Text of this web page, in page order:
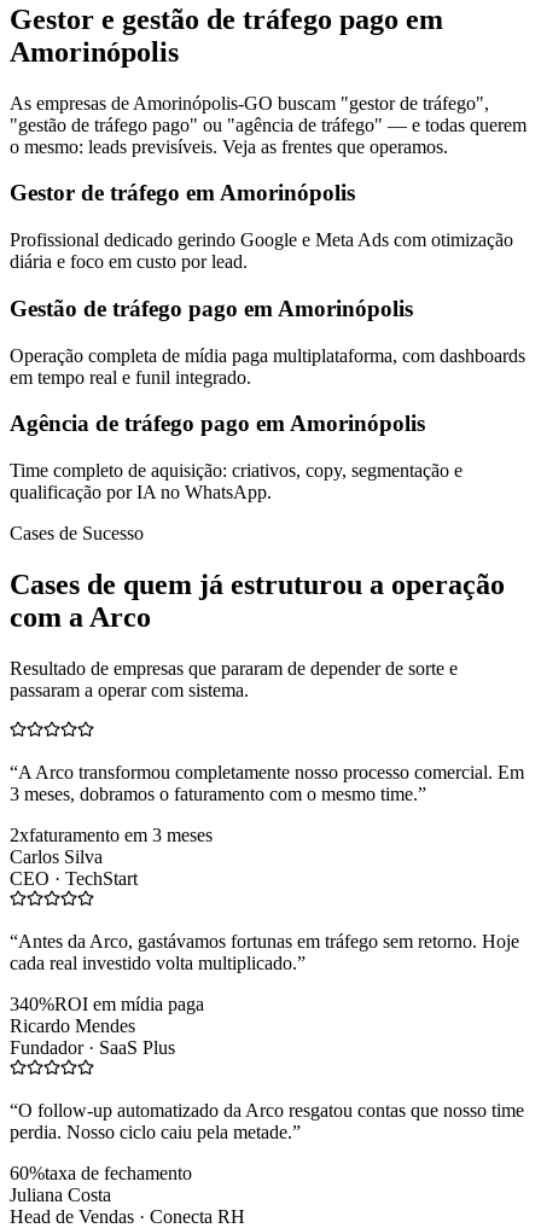
Gestor e gestão de tráfego pago em
Amorinópolis
As empresas de Amorinópolis-GO buscam "gestor de tráfego",
"gestão de tráfego pago" ou "agência de tráfego" — e todas querem
o mesmo: leads previsíveis. Veja as frentes que operamos.
Gestor de tráfego em Amorinópolis
Profissional dedicado gerindo Google e Meta Ads com otimização
diária e foco em custo por lead.
Gestão de tráfego pago em Amorinópolis
Operação completa de mídia paga multiplataforma, com dashboards
em tempo real e funil integrado.
Agência de tráfego pago em Amorinópolis
Time completo de aquisição: criativos, copy, segmentação e
qualificação por IA no WhatsApp.
Cases de Sucesso
Cases de quem já estruturou a operação
com a Arco
Resultado de empresas que pararam de depender de sorte e
passaram a operar com sistema.
“A Arco transformou completamente nosso processo comercial. Em
3 meses, dobramos o faturamento com o mesmo time.”
2xfaturamento em 3 meses
Carlos Silva
CEO · TechStart
“Antes da Arco, gastávamos fortunas em tráfego sem retorno. Hoje
cada real investido volta multiplicado.”
340%ROI em mídia paga
Ricardo Mendes
Fundador · SaaS Plus
“O follow-up automatizado da Arco resgatou contas que nosso time
perdia. Nosso ciclo caiu pela metade.”
60%taxa de fechamento
Juliana Costa
Head de Vendas · Conecta RH